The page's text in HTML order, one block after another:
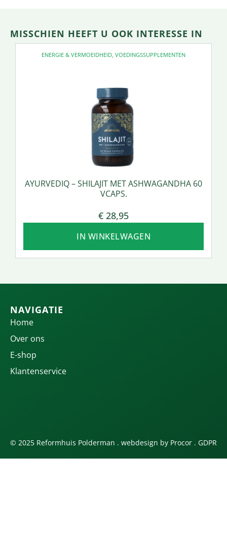
MISSCHIEN HEEFT U OOK INTERESSE IN
ENERGIE & VERMOEIDHEID, VOEDINGSSUPPLEMENTEN
AYURVEDIQ – SHILAJIT MET ASHWAGANDHA 60
VCAPS.
€ 28,95
IN WINKELWAGEN
NAVIGATIE
Home
Over ons
E-shop
Klantenservice
© 2025 Reformhuis Polderman . webdesign by Procor . GDPR